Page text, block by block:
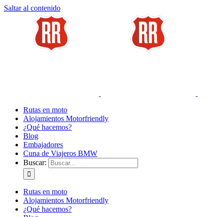
Saltar al contenido
Rutas en moto
Alojamientos Motorfriendly
¿Qué hacemos?
Blog
Embajadores
Cuna de Viajeros BMW
Buscar:
Rutas en moto
Alojamientos Motorfriendly
¿Qué hacemos?